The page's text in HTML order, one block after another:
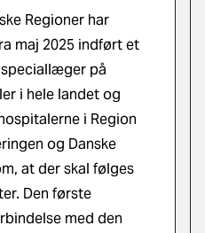
Regioner har
maj 2025 indført et
på
i hele landet og
i Region
og Danske
at der skal følges
Den første
med den